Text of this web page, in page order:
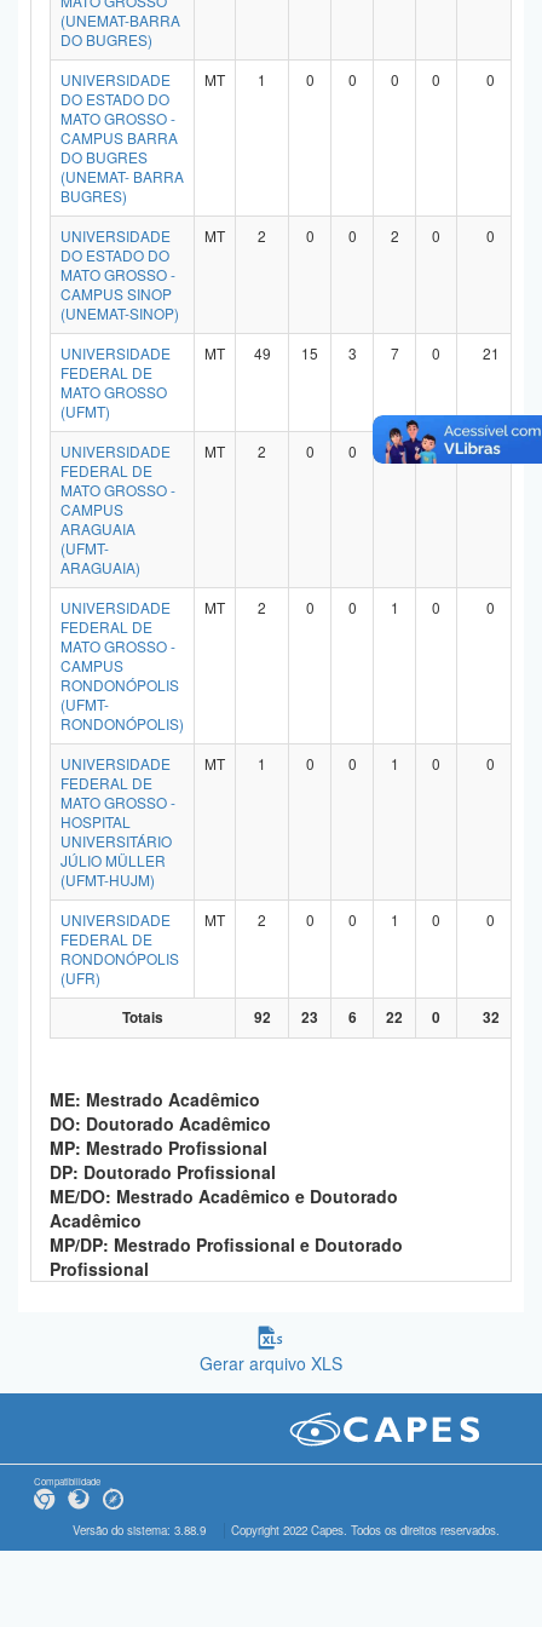
(UNEMAT-BARRA
DO BUGRES)
UNIVERSIDADE
DO ESTADO DO
MATO GROSSO -
CAMPUS BARRA
DO BUGRES
(UNEMAT- BARRA
BUGRES)
MT 1 0 0 0 0 0
UNIVERSIDADE
DO ESTADO DO
MATO GROSSO -
CAMPUS SINOP
(UNEMAT-SINOP)
MT 2 0 0 2 0 0
UNIVERSIDADE
FEDERAL DE
MATO GROSSO
(UFMT)
MT 49 15 3 7 0 21
UNIVERSIDADE
FEDERAL DE
MATO GROSSO -
CAMPUS
ARAGUAIA
(UFMT-
ARAGUAIA)
MT 2 0 0 1 0 0
UNIVERSIDADE
FEDERAL DE
MATO GROSSO -
CAMPUS
RONDONÓPOLIS
(UFMT-
RONDONÓPOLIS)
MT 2 0 0 1 0 0
UNIVERSIDADE
FEDERAL DE
MATO GROSSO -
HOSPITAL
UNIVERSITÁRIO
JÚLIO MÜLLER
(UFMT-HUJM)
MT 1 0 0 1 0 0
UNIVERSIDADE
FEDERAL DE
RONDONÓPOLIS
(UFR)
MT 2 0 0 1 0 0
Totais 92 23 6 22 0 32
ME: Mestrado Acadêmico
DO: Doutorado Acadêmico
MP: Mestrado Profissional
DP: Doutorado Profissional
ME/DO: Mestrado Acadêmico e Doutorado
Acadêmico
MP/DP: Mestrado Profissional e Doutorado
Profissional
Gerar arquivo XLS
Compatibilidade
Versão do sistema: 3.88.9 Copyright 2022 Capes. Todos os direitos reservados.